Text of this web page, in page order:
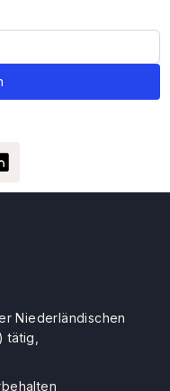
Niederländischen
tätig,